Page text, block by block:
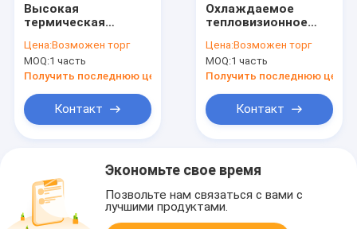
Высокая
термическая
640x512 разрешение
15 мкм пиксельный
модуль
камеры с
охлаждением
Цена:Возможен торг
MOQ:1 часть
Получить последнюю цену
Контакт
Охлаждаемое
тепловизионное
15 мкм для
дальнего
наблюдения
Цена:Возможен торг
MOQ:1 часть
Получить последнюю цену
Контакт
Экономьте свое время
Позвольте нам связаться с вами с
лучшими продуктами.